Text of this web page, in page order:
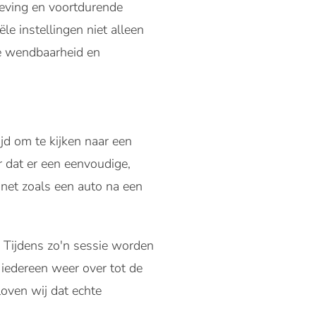
en voortdurende
instellingen niet alleen
en
om te kijken naar een
er een eenvoudige,
zoals een auto na een
zo'n sessie worden
weer over tot de
wij dat echte